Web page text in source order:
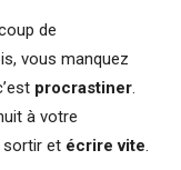
de
vous manquez
procrastiner.
à votre
sortir et écrire vite.